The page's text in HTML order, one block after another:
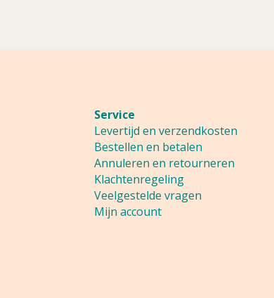
Service
Levertijd en verzendkosten
Bestellen en betalen
Annuleren en retourneren
Klachtenregeling
Veelgestelde vragen
Mijn account